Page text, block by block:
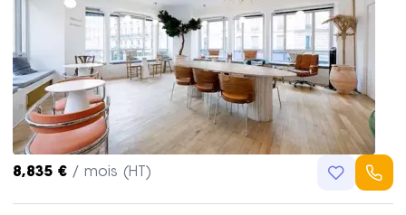
8,835 € / mois (HT)